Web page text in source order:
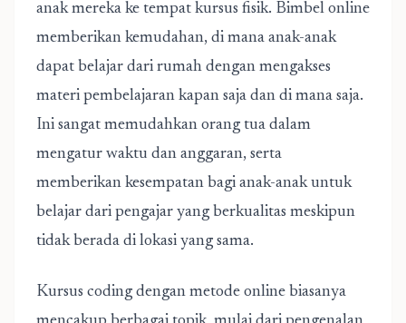
anak mereka ke tempat kursus fisik. Bimbel online
memberikan kemudahan, di mana anak-anak
dapat belajar dari rumah dengan mengakses
materi pembelajaran kapan saja dan di mana saja.
Ini sangat memudahkan orang tua dalam
mengatur waktu dan anggaran, serta
memberikan kesempatan bagi anak-anak untuk
belajar dari pengajar yang berkualitas meskipun
tidak berada di lokasi yang sama.
Kursus coding dengan metode online biasanya